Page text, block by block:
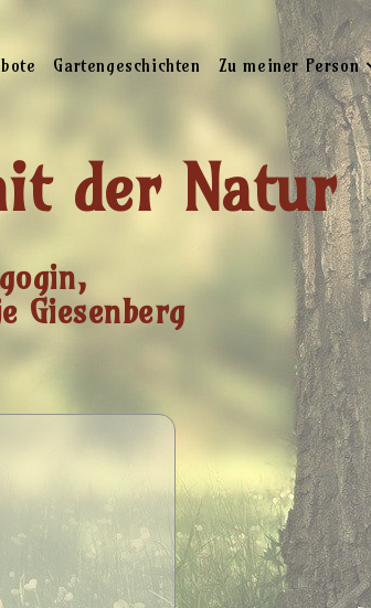
Gartengeschichten Zu meiner Person
der Natur
Giesenberg